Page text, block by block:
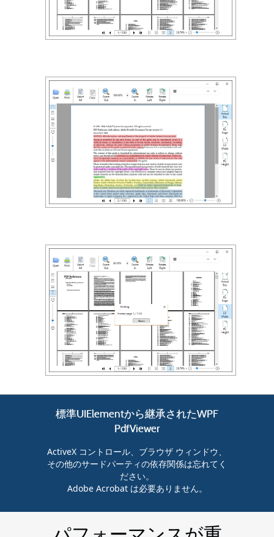
標準UIElementから継承されたWPF
PdfViewer
ActiveX コントロール、ブラウザ ウィンドウ、
その他のサードパーティの依存関係は忘れてく
ださい。
Adobe Acrobat は必要ありません。